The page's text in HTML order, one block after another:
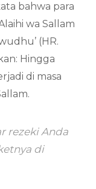
bahwa para
wa Sallam
(HR.
Hingga
di masa
rezeki Anda
di